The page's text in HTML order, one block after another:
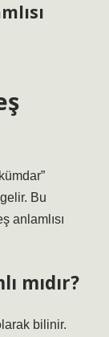
Bu
anlamlısı
mıdır?
bilinir.